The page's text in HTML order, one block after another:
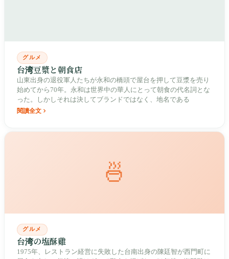
グルメ
台湾豆漿と朝食店
山東出身の退役軍人たちが永和の橋頭で屋台を押して豆漿を売り
始めてから70年。永和は世界中の華人にとって朝食の代名詞とな
った。しかしそれは決してブランドではなく、地名である
閱讀全文
🍜
グルメ
台湾の塩酥雞
1975年、レストラン経営に失敗した台南出身の陳廷智が西門町に